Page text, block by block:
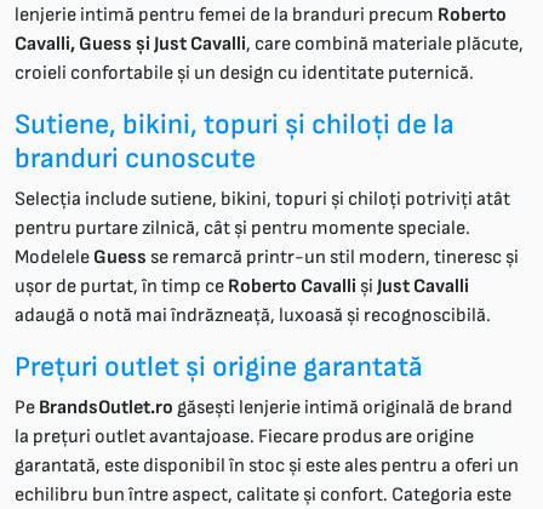
lenjerie intimă pentru femei de la branduri precum Roberto
Cavalli, Guess și Just Cavalli, care combină materiale plăcute,
croieli confortabile și un design cu identitate puternică.
Sutiene, bikini, topuri și chiloți de la
branduri cunoscute
Selecția include sutiene, bikini, topuri și chiloți potriviți atât
pentru purtare zilnică, cât și pentru momente speciale.
Modelele Guess se remarcă printr-un stil modern, tineresc și
ușor de purtat, în timp ce Roberto Cavalli și Just Cavalli
adaugă o notă mai îndrăzneață, luxoasă și recognoscibilă.
Prețuri outlet și origine garantată
Pe BrandsOutlet.ro găsești lenjerie intimă originală de brand
la prețuri outlet avantajoase. Fiecare produs are origine
garantată, este disponibil în stoc și este ales pentru a oferi un
echilibru bun între aspect, calitate și confort. Categoria este